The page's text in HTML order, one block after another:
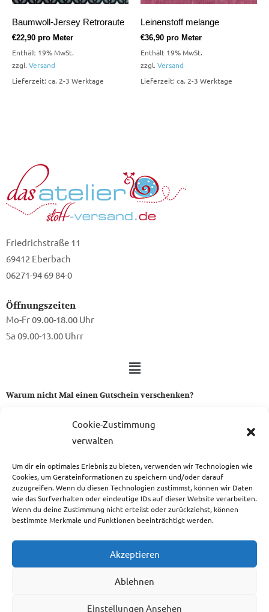
Cookie-Zustimmung
verwalten
Um dir ein optimales Erlebnis zu bieten, verwenden wir Technologien wie
Cookies, um Geräteinformationen zu speichern und/oder darauf
zuzugreifen. Wenn du diesen Technologien zustimmst, können wir Daten
wie das Surfverhalten oder eindeutige IDs auf dieser Website verarbeiten.
Wenn du deine Zustimmung nicht erteilst oder zurückziehst, können
bestimmte Merkmale und Funktionen beeinträchtigt werden.
Akzeptieren
Ablehnen
Einstellungen Ansehen
Baumwoll-Jersey Retroraute
€22,90 pro Meter
Enthält 19% MwSt.
zzgl. Versand
Lieferzeit: ca. 2-3 Werktage
Leinenstoff melange
€36,90 pro Meter
Enthält 19% MwSt.
zzgl. Versand
Lieferzeit: ca. 2-3 Werktage
Friedrichstraße 11
69412 Eberbach
06271-94 69 84-0
Öffnungszeiten
Mo-Fr 09.00-18.00 Uhr
Sa 09.00-13.00 Uhrr
Warum nicht Mal einen Gutschein verschenken?
Ein Gutschein von uns ist das perfekte Geschenk für alle Stoff-
zum Gutschein
Copyright © 2026 Das Atelier